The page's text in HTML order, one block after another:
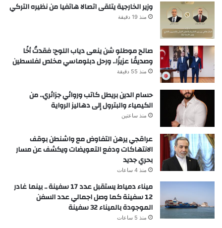
وزير الخارجية يتلقى اتصالا هاتفيا من نظيره التركي
منذ 19 دقيقة
صالح موطلو شن ينعى دياب اللوح: فقدتُ أخًا
وصديقًا عزيزًا.. ورحل دبلوماسي مخلص لفلسطين
منذ 55 دقيقة
حسام الدين بريطل كاتب وروائي جزائري.. من
الكيمياء والبترول إلى دهاليز الرواية
منذ ساعتين
عراقجي يرهن التفاوض مع واشنطن بوقف
الانتهاكات ودفع التعويضات ويكشف عن مسار
بحري جديد
منذ 4 ساعات
ميناء دمياط يستقبل عدد 17 سفينة .. بينما غادر
12 سفينة كما وصل اجمالي عدد السفن
الموجودة بالميناء 32 سفينة
منذ 5 ساعات